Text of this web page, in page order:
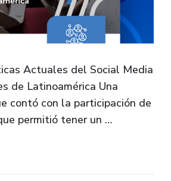
Actuales del Social Media
de Latinoamérica Una
contó con la participación de
permitió tener un …